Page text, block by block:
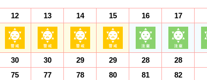
12
30
75
13
30
77
14
29
78
15
29
80
16
28
81
17
28
82